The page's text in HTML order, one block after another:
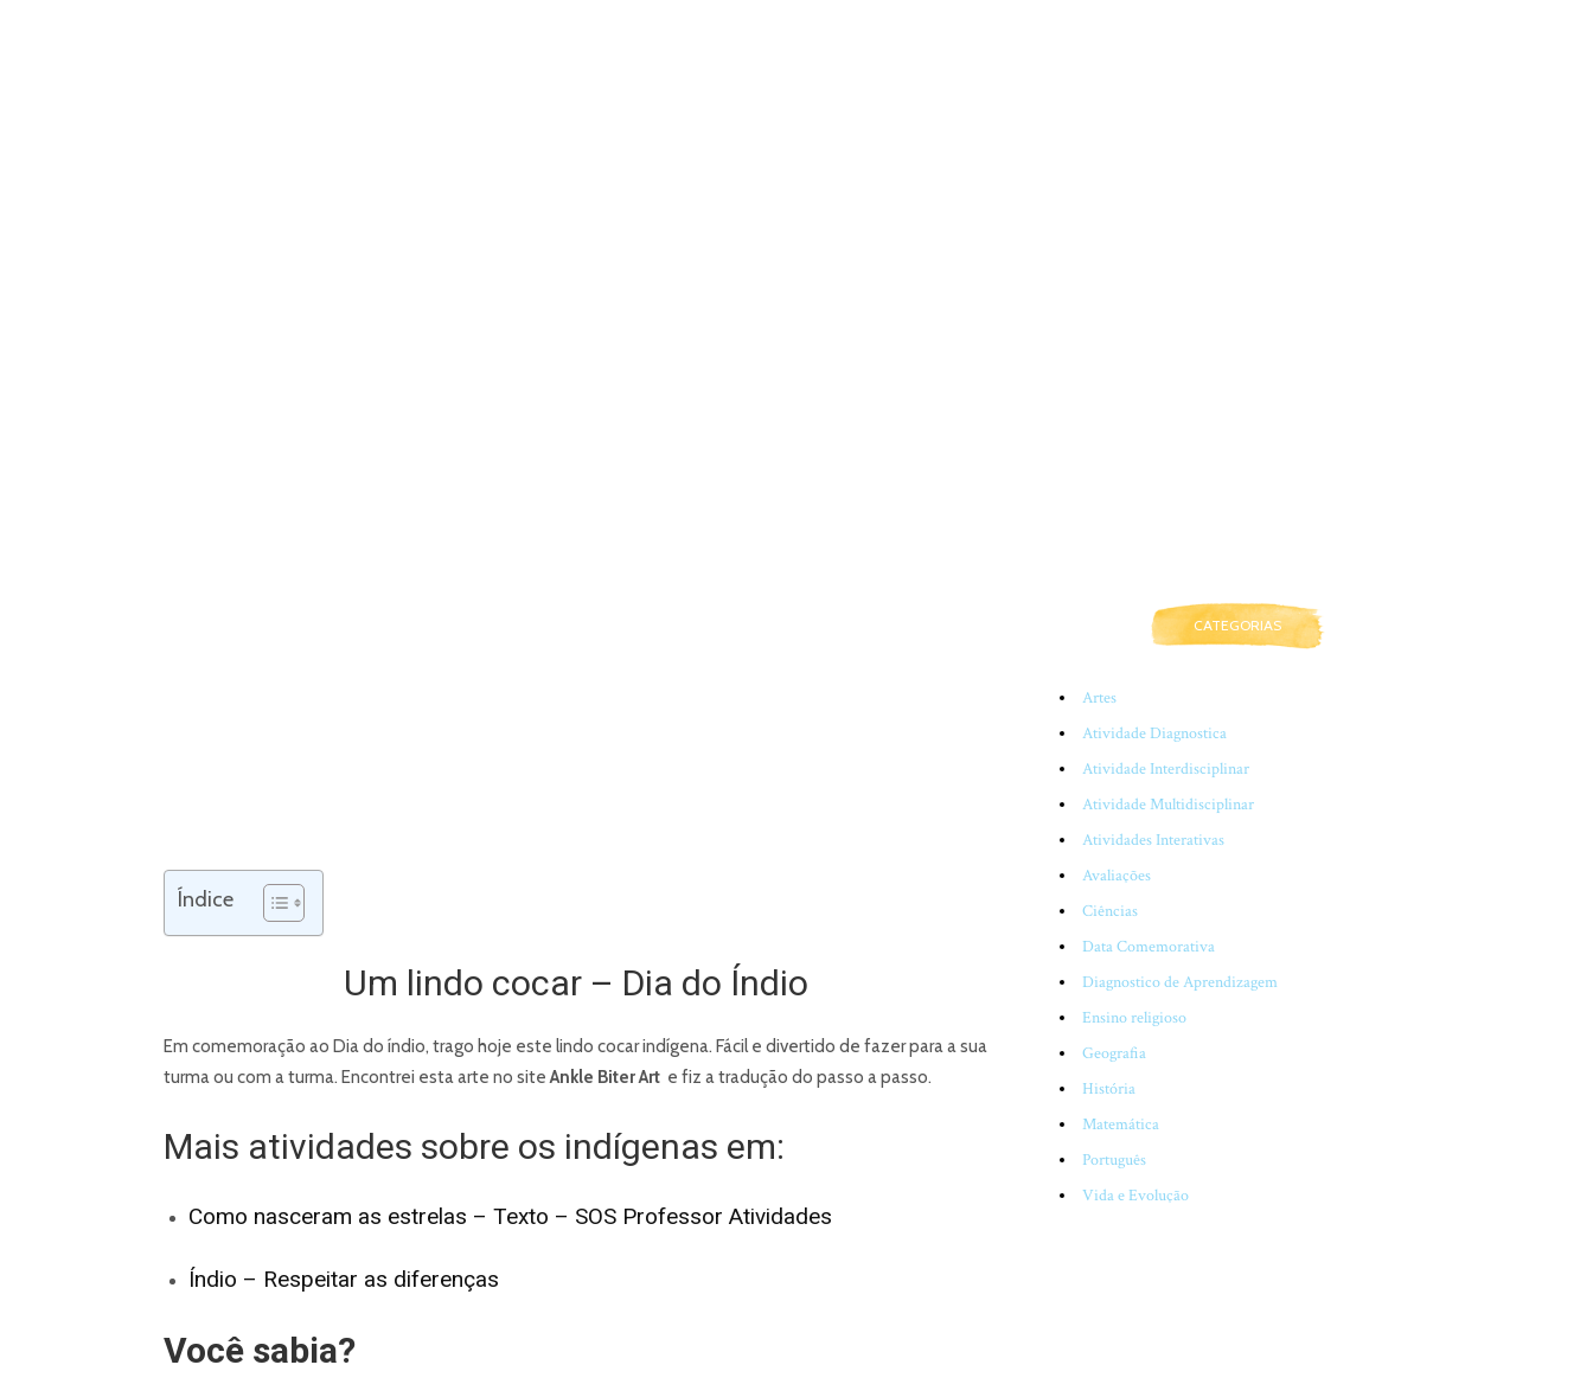
Índice
Um lindo cocar – Dia do Índio
Em comemoração ao Dia do índio, trago hoje este lindo cocar indígena. Fácil e divertido de fazer para a sua
turma ou com a turma. Encontrei esta arte no siteAnkle Biter Art e fiz a tradução do passo a passo.
Mais atividades sobre os indígenas em:
Como nasceram as estrelas – Texto – SOS Professor Atividades
Índio – Respeitar as diferenças
Você sabia?
CATEGORIAS
Artes
Atividade Diagnostica
Atividade Interdisciplinar
Atividade Multidisciplinar
Atividades Interativas
Avaliações
Ciências
Data Comemorativa
Diagnostico de Aprendizagem
Ensino religioso
Geografia
História
Matemática
Português
Vida e Evolução